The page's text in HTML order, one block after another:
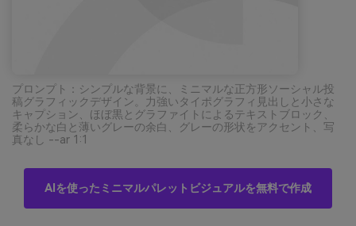
プロンプト：シンプルな背景に、ミニマルな正方形ソーシャル投
稿グラフィックデザイン。力強いタイポグラフィ見出しと小さな
キャプション、ほぼ黒とグラファイトによるテキストブロック、
柔らかな白と薄いグレーの余白、グレーの形状をアクセント、写
真なし --ar 1:1
AIを使ったミニマルパレットビジュアルを無料で作成